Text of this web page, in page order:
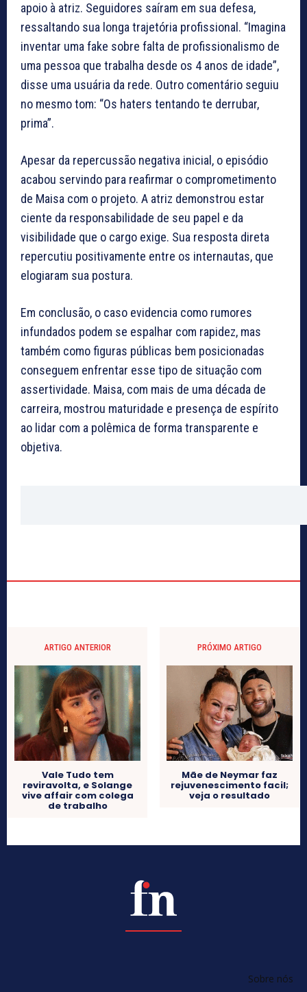
apoio à atriz. Seguidores saíram em sua defesa,
ressaltando sua longa trajetória profissional. “Imagina
inventar uma fake sobre falta de profissionalismo de
uma pessoa que trabalha desde os 4 anos de idade”,
disse uma usuária da rede. Outro comentário seguiu
no mesmo tom: “Os haters tentando te derrubar,
prima”.
Apesar da repercussão negativa inicial, o episódio
acabou servindo para reafirmar o comprometimento
de Maisa com o projeto. A atriz demonstrou estar
ciente da responsabilidade de seu papel e da
visibilidade que o cargo exige. Sua resposta direta
repercutiu positivamente entre os internautas, que
elogiaram sua postura.
Em conclusão, o caso evidencia como rumores
infundados podem se espalhar com rapidez, mas
também como figuras públicas bem posicionadas
conseguem enfrentar esse tipo de situação com
assertividade. Maisa, com mais de uma década de
carreira, mostrou maturidade e presença de espírito
ao lidar com a polêmica de forma transparente e
objetiva.
ARTIGO ANTERIOR
Vale Tudo tem
reviravolta, e Solange
vive affair com colega
de trabalho
PRÓXIMO ARTIGO
Mãe de Neymar faz
rejuvenescimento facil;
veja o resultado
Sobre nós